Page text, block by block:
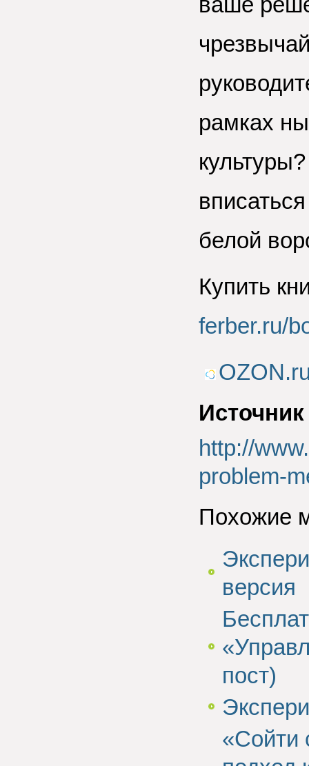
рамках
белой
Купить
ferber.ru/
http://
problem-
Похожие
версия
пост)
«Сойти